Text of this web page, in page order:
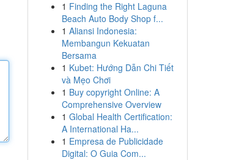
1 Finding the Right Laguna
Beach Auto Body Shop f...
1 Aliansi Indonesia:
Membangun Kekuatan
Bersama
1 Kubet: Hướng Dẫn Chi Tiết
và Mẹo Chơi
1 Buy copyright Online: A
Comprehensive Overview
1 Global Health Certification:
A International Ha...
1 Empresa de Publicidade
Digital: O Guia Com...